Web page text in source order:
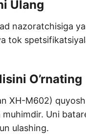
Ulang
nazoratchisiga
tok
O’rnating
XH-M602)
Uni
ulashing.